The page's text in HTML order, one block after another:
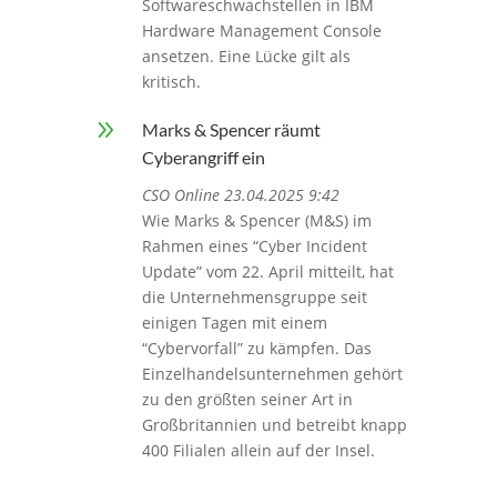
Softwareschwachstellen in IBM
Hardware Management Console
ansetzen. Eine Lücke gilt als
kritisch.
9
Marks & Spencer räumt
Cyberangriff ein
CSO Online 23.04.2025 9:42
Wie Marks & Spencer (M&S) im
Rahmen eines “Cyber Incident
Update” vom 22. April mitteilt, hat
die Unternehmensgruppe seit
einigen Tagen mit einem
“Cybervorfall” zu kämpfen. Das
Einzelhandelsunternehmen gehört
zu den größten seiner Art in
Großbritannien und betreibt knapp
400 Filialen allein auf der Insel.